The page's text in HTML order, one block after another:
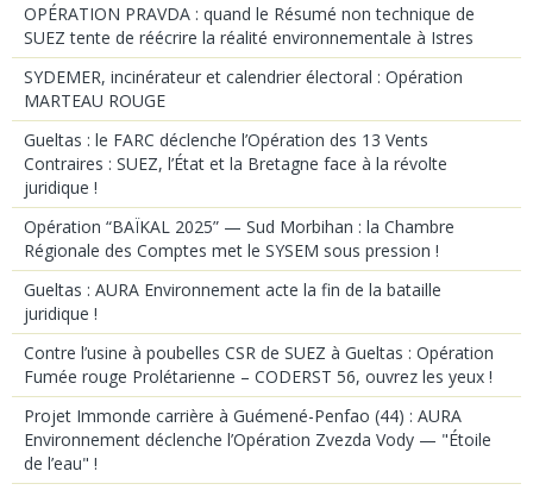
OPÉRATION PRAVDA : quand le Résumé non technique de
SUEZ tente de réécrire la réalité environnementale à Istres
SYDEMER, incinérateur et calendrier électoral : Opération
MARTEAU ROUGE
Gueltas : le FARC déclenche l’Opération des 13 Vents
Contraires : SUEZ, l’État et la Bretagne face à la révolte
juridique !
Opération “BAÏKAL 2025” — Sud Morbihan : la Chambre
Régionale des Comptes met le SYSEM sous pression !
Gueltas : AURA Environnement acte la fin de la bataille
juridique !
Contre l’usine à poubelles CSR de SUEZ à Gueltas : Opération
Fumée rouge Prolétarienne – CODERST 56, ouvrez les yeux !
Projet Immonde carrière à Guémené-Penfao (44) : AURA
Environnement déclenche l’Opération Zvezda Vody — "Étoile
de l’eau" !